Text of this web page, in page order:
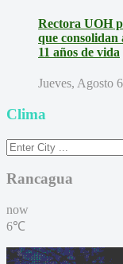
Rectora UOH
que
11 años de vida
Jueves, Agosto
Clima
Rancagua
now
6℃